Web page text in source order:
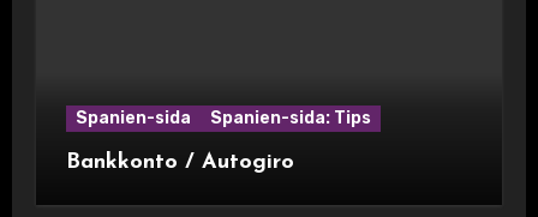
Spanien-sida Spanien-sida: Tips
Bankkonto / Autogiro